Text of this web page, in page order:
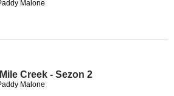
Malone
Creek - Sezon 2
Malone